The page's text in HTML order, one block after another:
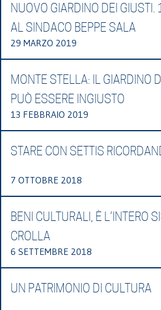
NUOVO GIARDINO DEI
AL SINDACO BEPPE SALA
29 MARZO 2019
MONTE STELLA: IL GIARDINO
PUÒ ESSERE INGIUSTO
13 FEBBRAIO 2019
STARE CON SETTIS
7 OTTOBRE 2018
BENI CULTURALI, È L’INTERO
CROLLA
6 SETTEMBRE 2018
UN PATRIMONIO DI CULTURA